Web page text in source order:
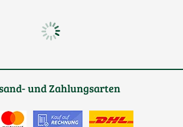
und Zahlungsarten